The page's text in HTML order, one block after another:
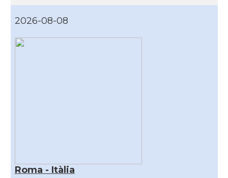
2026-08-08
Roma - Itàlia